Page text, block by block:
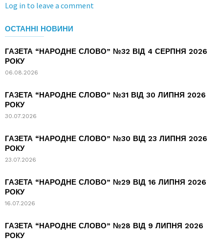
Log in to leave a comment
ОСТАННІ НОВИНИ
ГАЗЕТА “НАРОДНЕ СЛОВО” №32 ВІД 4 СЕРПНЯ 2026
РОКУ
06.08.2026
ГАЗЕТА “НАРОДНЕ СЛОВО” №31 ВІД 30 ЛИПНЯ 2026
РОКУ
30.07.2026
ГАЗЕТА “НАРОДНЕ СЛОВО” №30 ВІД 23 ЛИПНЯ 2026
РОКУ
23.07.2026
ГАЗЕТА “НАРОДНЕ СЛОВО” №29 ВІД 16 ЛИПНЯ 2026
РОКУ
16.07.2026
ГАЗЕТА “НАРОДНЕ СЛОВО” №28 ВІД 9 ЛИПНЯ 2026
РОКУ